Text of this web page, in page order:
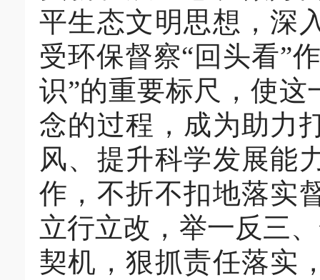
平生态文明思想，深
受环保督察“回头看”
识”的重要标尺，使
念的过程，成为助力
风、提升科学发展能
作，不折不扣地落实
立行立改，举一反三
契机，狠抓责任落实